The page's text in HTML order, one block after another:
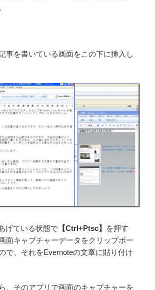
事を書いている画面をこの下に挿入し
げている状態で 【Ctrl+Ptsc】
を押す
面キャプチャーデータをクリップボー
で、それをEvernoteの文章に貼り付け
、そのアプリで画面のキャプチャーを